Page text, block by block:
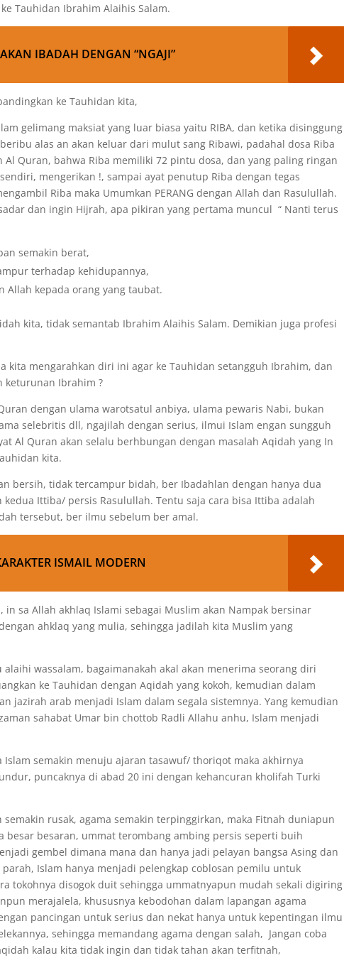
Tauhidan Ibrahim Alaihis Salam.
IBADAH DENGAN “NGAJI”
ke Tauhidan kita,
gelimang maksiat yang luar biasa yaitu RIBA, dan ketika disinggung
alas an akan keluar dari mulut sang Ribawi, padahal dosa Riba
Quran, bahwa Riba memiliki 72 pintu dosa, dan yang paling ringan
mengerikan !, sampai ayat penutup Riba dengan tegas
Riba maka Umumkan PERANG dengan Allah dan Rasulullah.
dan ingin Hijrah, apa pikiran yang pertama muncul “ Nanti terus
semakin berat,
terhadap kehidupannya,
Allah kepada orang yang taubat.
kita, tidak semantab Ibrahim Alaihis Salam. Demikian juga profesi
kita mengarahkan diri ini agar ke Tauhidan setangguh Ibrahim, dan
keturunan Ibrahim ?
dengan ulama warotsatul anbiya, ulama pewaris Nabi, bukan
selebritis dll, ngajilah dengan serius, ilmui Islam engan sungguh
Al Quran akan selalu berhbungan dengan masalah Aqidah yang In
kita.
bersih, tidak tercampur bidah, ber Ibadahlan dengan hanya dua
Ittiba/ persis Rasulullah. Tentu saja cara bisa Ittiba adalah
tersebut, ber ilmu sebelum ber amal.
ISMAIL MODERN
in sa Allah akhlaq Islami sebagai Muslim akan Nampak bersinar
ahklaq yang mulia, sehingga jadilah kita Muslim yang
wassalam, bagaimanakah akal akan menerima seorang diri
ke Tauhidan dengan Aqidah yang kokoh, kemudian dalam
jazirah arab menjadi Islam dalam segala sistemnya. Yang kemudian
sahabat Umar bin chottob Radli Allahu anhu, Islam menjadi
semakin menuju ajaran tasawuf/ thoriqot maka akhirnya
puncaknya di abad 20 ini dengan kehancuran kholifah Turki
rusak, agama semakin terpinggirkan, maka Fitnah duniapun
besar besaran, ummat terombang ambing persis seperti buih
gembel dimana mana dan hanya jadi pelayan bangsa Asing dan
Islam hanya menjadi pelengkap coblosan pemilu untuk
tokohnya disogok duit sehingga ummatnyapun mudah sekali digiring
merajalela, khususnya kebodohan dalam lapangan agama
pancingan untuk serius dan nekat hanya untuk kepentingan ilmu
sehingga memandang agama dengan salah, Jangan coba
kalau kita tidak ingin dan tidak tahan akan terfitnah,